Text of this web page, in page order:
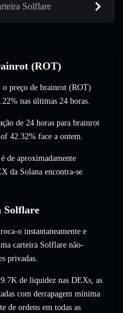
Solflare
(ROT)
preço de brainrot (ROT)
nas últimas 24 horas.
de 24 horas para brainrot
of 42.32% face a ontem.
de aproximadamente
da Solana encontra-se
Solflare
o instantaneamente e
carteira Solflare não-
privadas.
de liquidez nas DEXs, as
com derrapagem mínima
de ordens em todas as